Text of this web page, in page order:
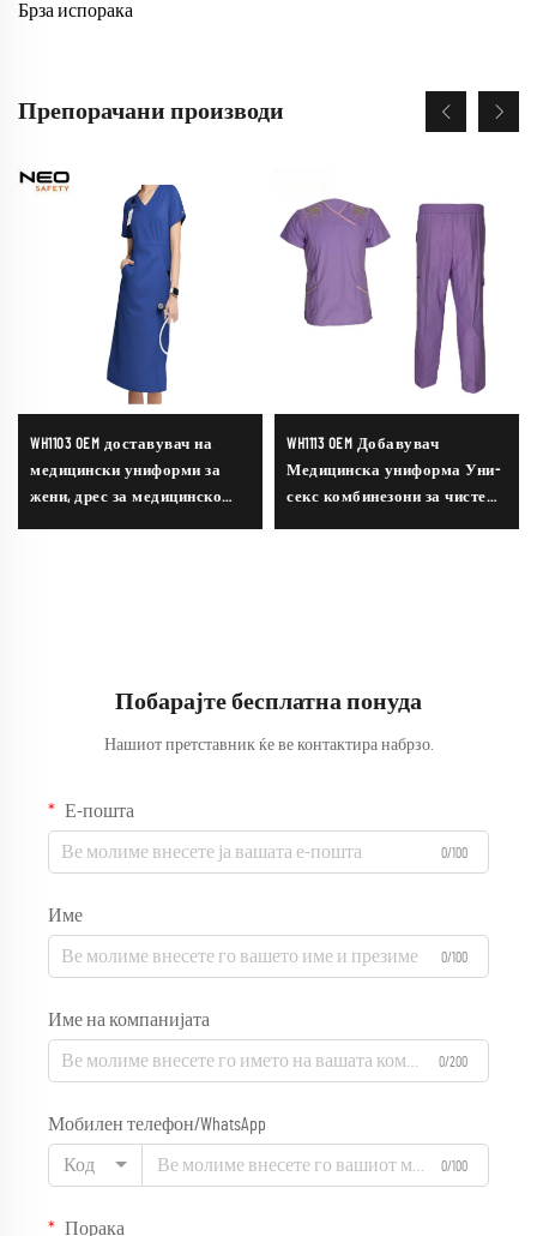
Брза испорака
Препорачани производи
WH1103 OEM доставувач на
медицински униформи за
жени, дрес за медицинско
WH1113 OEM Добавувач
Медицинска униформа Уни-
секс комбинезони за чистење
Побарајте бесплатна понуда
Нашиот претставник ќе ве контактира набрзо.
Е-пошта
0/100
Име
0/100
Име на компанијата
0/200
Мобилен телефон/WhatsApp
Код 0/100
Порака